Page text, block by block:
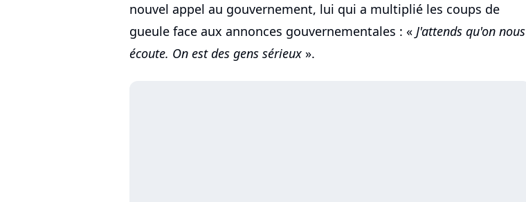
nouvel appel au gouvernement, lui qui a multiplié les coups de
gueule face aux annonces gouvernementales : « J'attends qu'on nous
écoute. On est des gens sérieux ».